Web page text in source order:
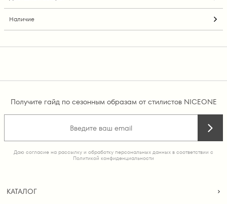
Наличие
Получите гайд по сезонным образам от стилистов NICEONE
Даю согласие на рассылку и обработку персональных данных в соответствии с
Политикой конфиденциальности
КАТАЛОГ